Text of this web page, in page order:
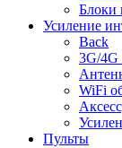
Блоки
Усиление
Back
3G/4G
WiFi
Пульты